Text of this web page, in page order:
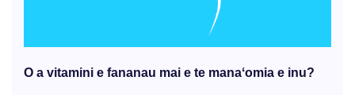
O a vitamini e fananau mai e te manaʻomia e inu?